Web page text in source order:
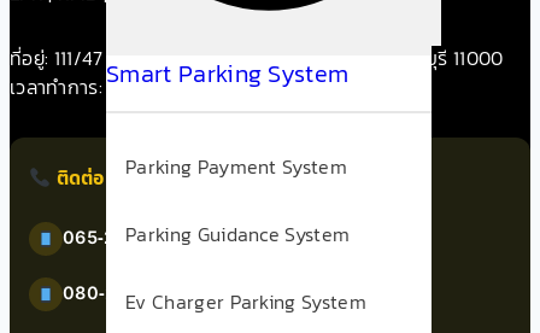
Smart Parking System
Parking Payment System
Parking Guidance System
Ev Charger Parking System
ที่อยู่: 111/47 ม.3 ต.บางรักน้อย อ.เมืองนนทบุรี จ.นนทบุรี 11000
เวลาทำการ: จันทร์–เสาร์ 09:30–17:30
ติดต่อเรา
065-234-0660 (คุณพงษ์)
080-246-2448 (คุณโทน)